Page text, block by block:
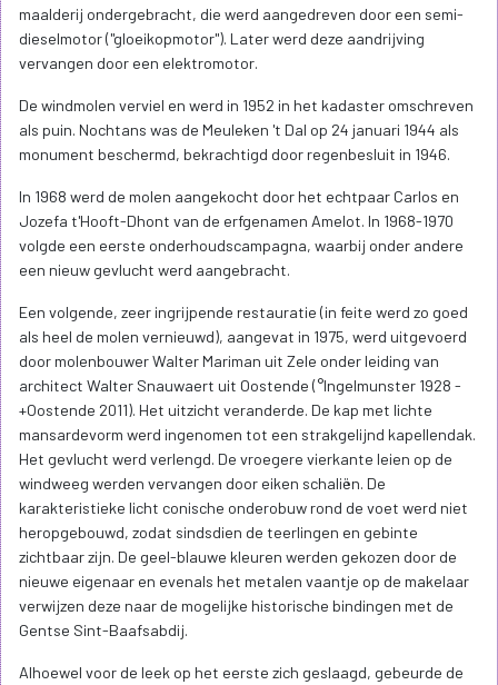
maalderij ondergebracht, die werd aangedreven door een semi-
dieselmotor ("gloeikopmotor"). Later werd deze aandrijving
vervangen door een elektromotor.
De windmolen verviel en werd in 1952 in het kadaster omschreven
als puin. Nochtans was de Meuleken 't Dal op 24 januari 1944 als
monument beschermd, bekrachtigd door regenbesluit in 1946.
In 1968 werd de molen aangekocht door het echtpaar Carlos en
Jozefa t'Hooft-Dhont van de erfgenamen Amelot. In 1968-1970
volgde een eerste onderhoudscampagna, waarbij onder andere
een nieuw gevlucht werd aangebracht.
Een volgende, zeer ingrijpende restauratie (in feite werd zo goed
als heel de molen vernieuwd), aangevat in 1975, werd uitgevoerd
door molenbouwer Walter Mariman uit Zele onder leiding van
architect Walter Snauwaert uit Oostende (°Ingelmunster 1928 -
+Oostende 2011). Het uitzicht veranderde. De kap met lichte
mansardevorm werd ingenomen tot een strakgelijnd kapellendak.
Het gevlucht werd verlengd. De vroegere vierkante leien op de
windweeg werden vervangen door eiken schaliën. De
karakteristieke licht conische onderobuw rond de voet werd niet
heropgebouwd, zodat sindsdien de teerlingen en gebinte
zichtbaar zijn. De geel-blauwe kleuren werden gekozen door de
nieuwe eigenaar en evenals het metalen vaantje op de makelaar
verwijzen deze naar de mogelijke historische bindingen met de
Gentse Sint-Baafsabdij.
Alhoewel voor de leek op het eerste zich geslaagd, gebeurde de